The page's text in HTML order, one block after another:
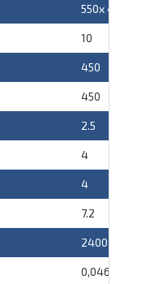
550x 458x
10
450
450
2.5
4
4
7.2
2400 м
0,046